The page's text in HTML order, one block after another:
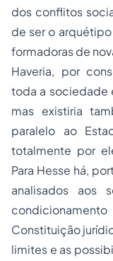
dos conflitos
de ser o
formadoras de
Haveria, por
toda a sociedade
mas existiria
paralelo ao
totalmente por
Para Hesse há,
analisados aos
Constituição
limites e as